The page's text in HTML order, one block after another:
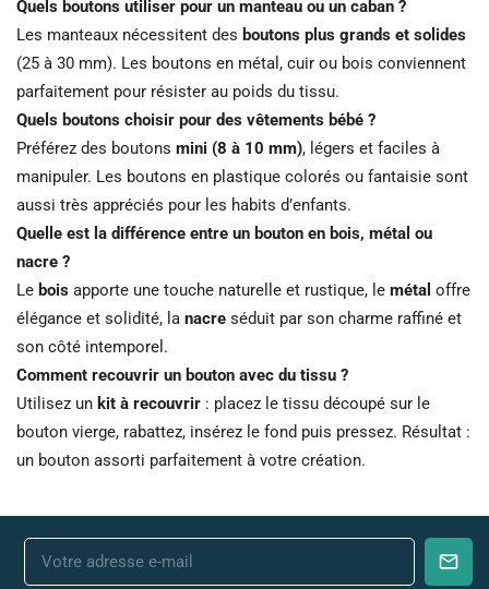
Quels boutons utiliser pour un manteau ou un caban ?
Les manteaux nécessitent des boutons plus grands et solides
(25 à 30 mm). Les boutons en métal, cuir ou bois conviennent
parfaitement pour résister au poids du tissu.
Quels boutons choisir pour des vêtements bébé ?
Préférez des boutons mini (8 à 10 mm), légers et faciles à
manipuler. Les boutons en plastique colorés ou fantaisie sont
aussi très appréciés pour les habits d’enfants.
Quelle est la différence entre un bouton en bois, métal ou
nacre ?
Le bois apporte une touche naturelle et rustique, le métal offre
élégance et solidité, la nacre séduit par son charme raffiné et
son côté intemporel.
Comment recouvrir un bouton avec du tissu ?
Utilisez un kit à recouvrir : placez le tissu découpé sur le
bouton vierge, rabattez, insérez le fond puis pressez. Résultat :
un bouton assorti parfaitement à votre création.